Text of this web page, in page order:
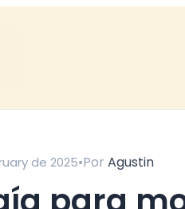
de 2025•Por Agustin